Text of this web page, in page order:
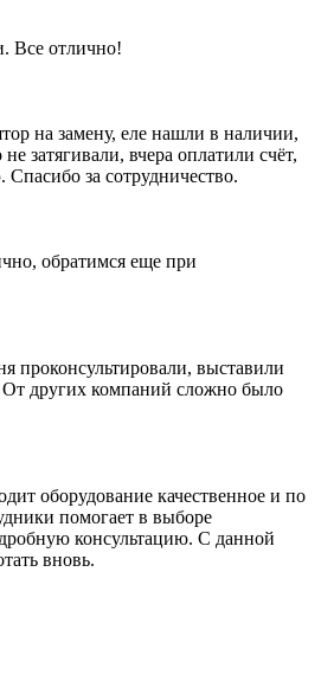
Все отлично!
на замену, еле нашли в наличии,
затягивали, вчера оплатили счёт,
Спасибо за сотрудничество.
обратимся еще при
проконсультировали, выставили
От других компаний сложно было
оборудование качественное и по
помогает в выборе
консультацию. С данной
вновь.